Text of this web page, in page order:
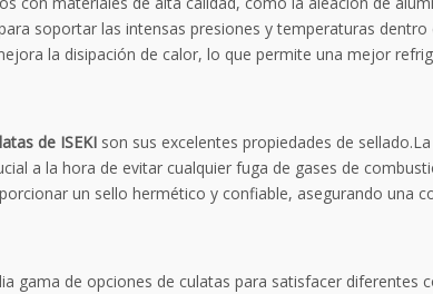
soportar las intensas presiones y temperaturas
la disipación de calor, lo que permite una mejor
de ISEKI son sus excelentes propiedades de
a la hora de evitar cualquier fuga de gases de
un sello hermético y confiable, asegurando una
gama de opciones de culatas para satisfacer diferentes